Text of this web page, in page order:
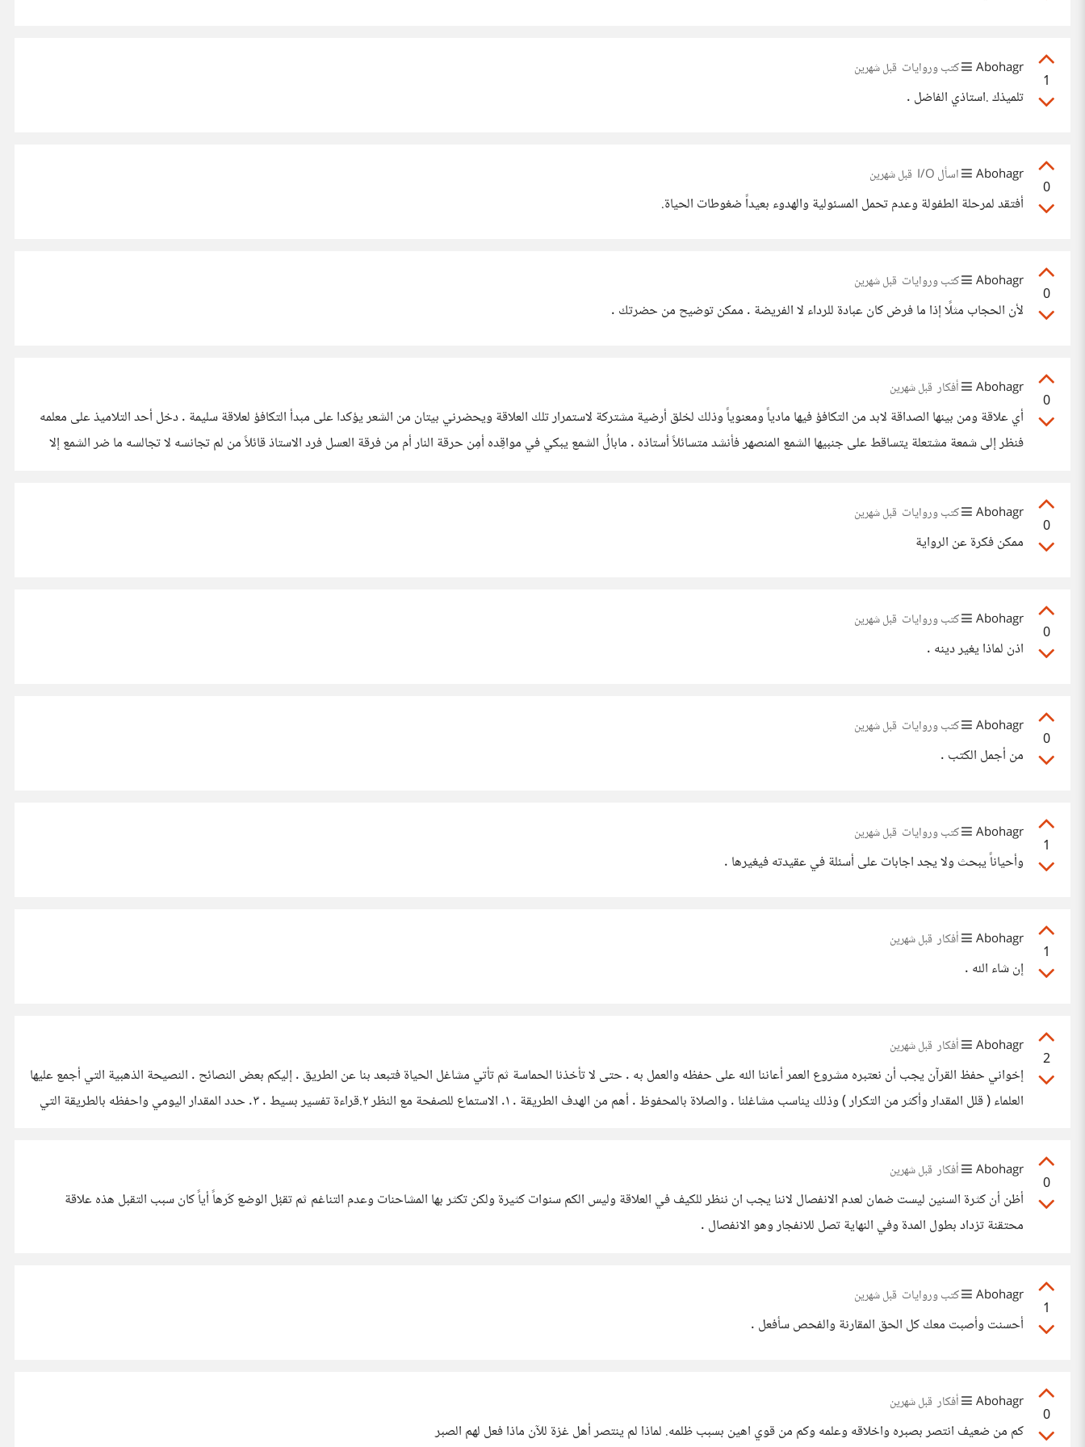
1
Abohagr كتب وروايات قبل شهرين
تلميذك .استاذي الفاضل .
0
Abohagr اسأل I/O قبل شهرين
أفتقد لمرحلة الطفولة وعدم تحمل المسئولية والهدوء بعيداً ضغوطات الحياة.
0
Abohagr كتب وروايات قبل شهرين
لأن الحجاب مثلًا إذا ما فرض كان عبادة للرداء لا الفريضة . ممكن توضيح من حضرتك .
0
Abohagr أفكار قبل شهرين
أي علاقة ومن بينها الصداقة لابد من التكافؤ فيها مادياً ومعنوياً وذلك لخلق أرضية مشتركة لاستمرار تلك العلاقة ويحضرني بيتان من الشعر يؤكدا على مبدأ التكافؤ لعلاقة سليمة . دخل أحد التلاميذ على معلمه
فنظر إلى شمعة مشتعلة يتساقط على جنبيها الشمع المنصهر فأنشد متسائلاً أستاذه . مابالُ الشمع يبكي في مواقِده أمِن حرقة النار أم من فرقة العسل فرد الاستاذ قائلاً من لم تجانسه لا تجالسه ما ضر الشمع إلا
0
Abohagr كتب وروايات قبل شهرين
ممكن فكرة عن الرواية
0
Abohagr كتب وروايات قبل شهرين
اذن لماذا يغير دينه .
0
Abohagr كتب وروايات قبل شهرين
من أجمل الكتب .
1
Abohagr كتب وروايات قبل شهرين
وأحياناً يبحث ولا يجد اجابات على أسئلة في عقيدته فيغيرها .
1
Abohagr أفكار قبل شهرين
إن شاء الله .
2
Abohagr أفكار قبل شهرين
إخواني حفظ القرآن يجب أن نعتبره مشروع العمر أعاننا الله على حفظه والعمل به . حتى لا تأخذنا الحماسة ثم تأتي مشاغل الحياة فتبعد بنا عن الطريق . إليكم بعض النصائح . النصيحة الذهبية التي أجمع عليها
العلماء ( قلل المقدار وأكثر من التكرار ) وذلك يناسب مشاغلنا . والصلاة بالمحفوظ . أهم من الهدف الطريقة . ١. الاستماع للصفحة مع النظر ٢.قراءة تفسير بسيط . ٣. حدد المقدار اليومي واحفظه بالطريقة التي
0
Abohagr أفكار قبل شهرين
أظن أن كثرة السنين ليست ضمان لعدم الانفصال لاننا يجب ان ننظر للكيف في العلاقة وليس الكم سنوات كثيرة ولكن تكثر بها المشاحنات وعدم التناغم ثم تقبُل الوضع كَرهاً أياً كان سبب التقبل هذه علاقة
محتقنة تزداد بطول المدة وفي النهاية تصل للانفجار وهو الانفصال .
1
Abohagr كتب وروايات قبل شهرين
أحسنت وأصبت معك كل الحق المقارنة والفحص سأفعل .
0
Abohagr أفكار قبل شهرين
كم من ضعيف انتصر بصبره واخلاقه وعلمه وكم من قوي اهين بسبب ظلمه. لماذا لم ينتصر أهل غزة للآن ماذا فعل لهم الصبر